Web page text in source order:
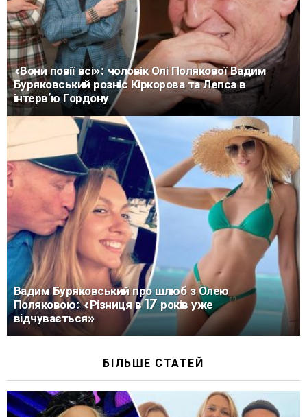
«Вони повії всі»: чоловік Олі Полякової Вадим
Буряковський розніс Кіркорова та Лепса в
інтерв’ю Гордону
Вадим Буряковський про шлюб з Олею
Поляковою: «Різниця в 17 років уже
відчувається»
БІЛЬШЕ СТАТЕЙ